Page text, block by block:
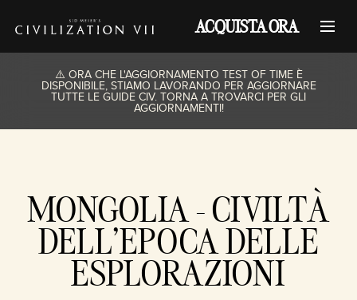
ACQUISTA ORA
⚠️ ORA CHE L'AGGIORNAMENTO TEST OF TIME È
DISPONIBILE, STIAMO LAVORANDO PER AGGIORNARE
TUTTE LE GUIDE CIV. TORNA A TROVARCI PER GLI
AGGIORNAMENTI!
MONGOLIA - CIVILTÀ
DELL'EPOCA DELLE
ESPLORAZIONI